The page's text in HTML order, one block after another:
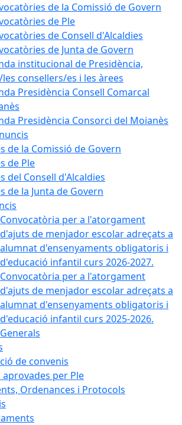
de la Comissió de Govern
de Ple
de Consell d'Alcaldies
de Junta de Govern
institucional de Presidència,
consellers/es i les àrees
Presidència Consell Comarcal
Presidència Consorci del Moianès
de la Comissió de Govern
de Ple
del Consell d'Alcaldies
de la Junta de Govern
Convocatòria per a l'atorgament
d'ajuts de menjador escolar adreçats a
alumnat d'ensenyaments obligatoris i
d'educació infantil curs 2026-2027.
Convocatòria per a l'atorgament
d'ajuts de menjador escolar adreçats a
alumnat d'ensenyaments obligatoris i
d'educació infantil curs 2025-2026.
Generals
de convenis
per Ple
Ordenances i Protocols